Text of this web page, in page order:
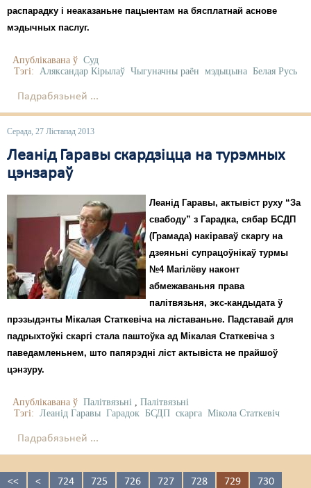
распарадку і неаказаньне пацыентам на бясплатнай аснове
мэдычных паслуг.
Апублікавана ў Суд
Тэгі: Аляксандар Кірылаў Чыгуначны раён мэдыцына Белая Русь
Падрабязьней ...
Серада, 27 Лістапад 2013
Леанід Гаравы скардзіцца на турэмных
цэнзараў
Леанід Гаравы, актывіст руху “За
свабоду” з Гарадка, сябар БСДП
(Грамада) накіраваў скаргу на
дзеяньні супрацоўнікаў турмы
№4 Магілёву наконт
абмежаваньня права
палітвязьня, экс-кандыдата ў
прэзыдэнты Мікалая Статкевіча на ліставаньне. Падставай для
падрыхтоўкі скаргі стала паштоўка ад Мікалая Статкевіча з
паведамленьнем, што папярэдні ліст актывіста не прайшоў
цэнзуру.
Апублікавана ў Палітвязьні , Палітвязьні
Тэгі: Леанід Гаравы Гарадок БСДП скарга Мікола Статкевіч
Падрабязьней ...
<< < 724 725 726 727 728 729 730